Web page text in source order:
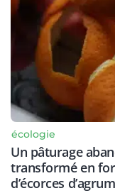
écologie
Un pâturage
transformé en
d’écorces